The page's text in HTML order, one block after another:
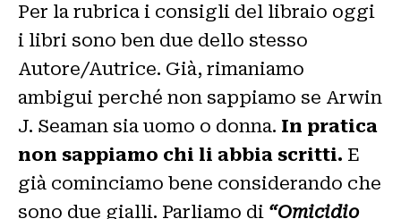
Per la rubrica i consigli del libraio oggi
i libri sono ben due dello stesso
Autore/Autrice. Già, rimaniamo
ambigui perché non sappiamo se Arwin
J. Seaman sia uomo o donna. In pratica
non sappiamo chi li abbia scritti. E
già cominciamo bene considerando che
sono due gialli. Parliamo di “Omicidio